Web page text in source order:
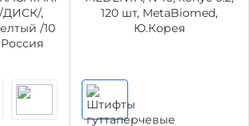
ЛАМПЫ